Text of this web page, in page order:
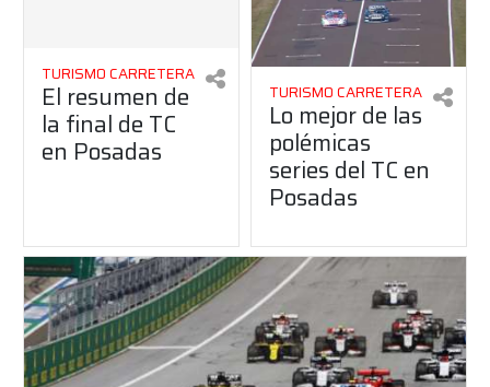
TURISMO CARRETERA
El resumen de
la final de TC
en Posadas
TURISMO CARRETERA
Lo mejor de las
polémicas
series del TC en
Posadas